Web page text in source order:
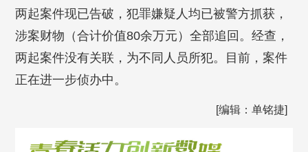
两起案件现已告破，犯罪嫌疑人均已被警方抓获，
涉案财物（合计价值80余万元）全部追回。经查，
两起案件没有关联，为不同人员所犯。目前，案件
正在进一步侦办中。
[编辑：单铭捷]